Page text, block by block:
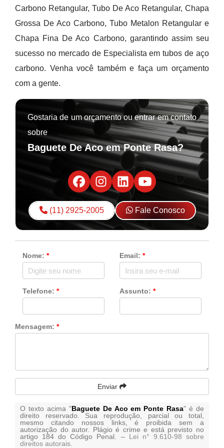
Carbono Retangular, Tubo De Aco Retangular, Chapa
Grossa De Aco Carbono, Tubo Metalon Retangular e
Chapa Fina De Aco Carbono, garantindo assim seu
sucesso no mercado de Especialista em tubos de aço
carbono. Venha você também e faça um orçamento
com a gente.
Gostaria de um orçamento ou entrar em contato
sobre
Baguete De Aco em Ponte Rasa?
(11) 2925-2005 Fale Conosco
Nome: * Email: *
Telefone: * Assunto: *
Mensagem: *
Enviar
O texto acima "Baguete De Aco em Ponte Rasa" é de
direito reservado. Sua reprodução, parcial ou total,
mesmo citando nossos links, é proibida sem a
autorização do autor. Plágio é crime e está previsto no
artigo 184 do Código Penal. – Lei n° 9.610-98 sobre
direitos autorais